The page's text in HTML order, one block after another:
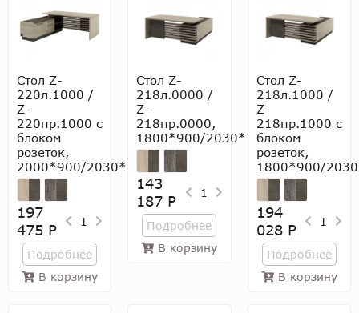
Стол Z-
220л.1000 /
Z-
220пр.1000 с
блоком
розеток,
2000*900/2030*750
197
475 Р
1
Подробнее
В корзину
Стол Z-
218л.0000 /
Z-
218пр.0000,
1800*900/2030*750
143
187 Р
1
Подробнее
В корзину
Стол Z-
218л.1000 /
Z-
218пр.1000 с
блоком
розеток,
1800*900/
194
028 Р
1
Подробнее
В корзину